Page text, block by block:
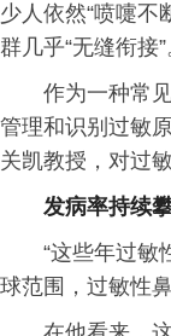
少人依然“喷嚏不
群几乎“无缝衔接”
作为一种常
管理和识别过敏
关凯教授，对过
发病率持续
“这些年过敏
球范围，过敏性